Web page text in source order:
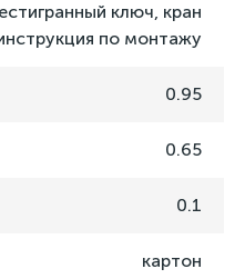
ключ, кран
по монтажу
0.95
0.65
0.1
картон